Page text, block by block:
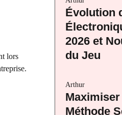
lors
Évolution
2026 et
du Jeu
Arthur
Méthode